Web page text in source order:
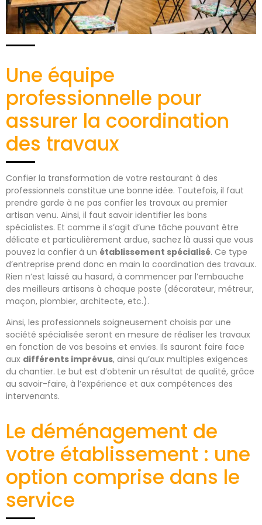
Une équipe
professionnelle pour
assurer la coordination
des travaux
Confier la transformation de votre restaurant à des
professionnels constitue une bonne idée. Toutefois, il faut
prendre garde à ne pas confier les travaux au premier
artisan venu. Ainsi, il faut savoir identifier les bons
spécialistes. Et comme il s’agit d’une tâche pouvant être
délicate et particulièrement ardue, sachez là aussi que vous
pouvez la confier à un établissement spécialisé. Ce type
d’entreprise prend donc en main la coordination des travaux.
Rien n’est laissé au hasard, à commencer par l’embauche
des meilleurs artisans à chaque poste (décorateur, métreur,
maçon, plombier, architecte, etc.).
Ainsi, les professionnels soigneusement choisis par une
société spécialisée seront en mesure de réaliser les travaux
en fonction de vos besoins et envies. Ils sauront faire face
aux différents imprévus, ainsi qu’aux multiples exigences
du chantier. Le but est d’obtenir un résultat de qualité, grâce
au savoir-faire, à l’expérience et aux compétences des
intervenants.
Le déménagement de
votre établissement : une
option comprise dans le
service